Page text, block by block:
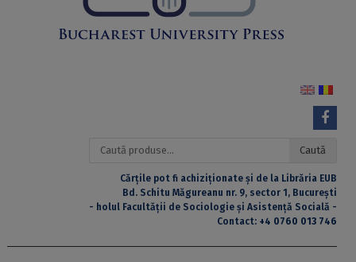
Caută
Caută
Cărțile pot fi achiziționate și de la Librăria EUB
Bd. Schitu Măgureanu nr. 9, sector 1, București
- holul Facultății de Sociologie și Asistență Socială -
Contact: +4 0760 013 746